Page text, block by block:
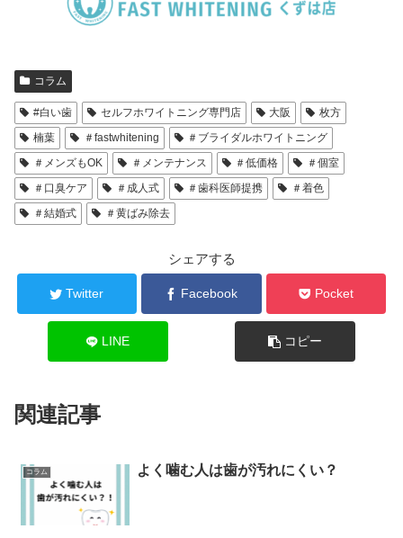
コラム
#白い歯 セルフホワイトニング専門店 大阪
枚方
楠葉
＃fastwhitening
＃ブライダルホワイトニング
＃メンズもOK
＃メンテナンス ＃低価格
＃個室
＃口臭ケア
＃成人式 ＃歯科医師提携
＃着色
＃結婚式
＃黄ばみ除去
シェアする
Twitter Facebook Pocket
LINE コピー
関連記事
コラム よく噛む人は歯が汚れにくい？